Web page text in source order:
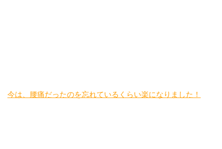
今は、腰痛だったのを忘れているくらい楽になりました！